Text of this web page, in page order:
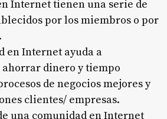
Internet tienen una serie de
por los miembros o por
en Internet ayuda a
dinero y tiempo
de negocios mejores y
clientes/ empresas.
una comunidad en Internet